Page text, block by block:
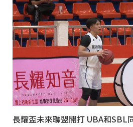
長耀盃未來聯盟開打 UBA和SBL